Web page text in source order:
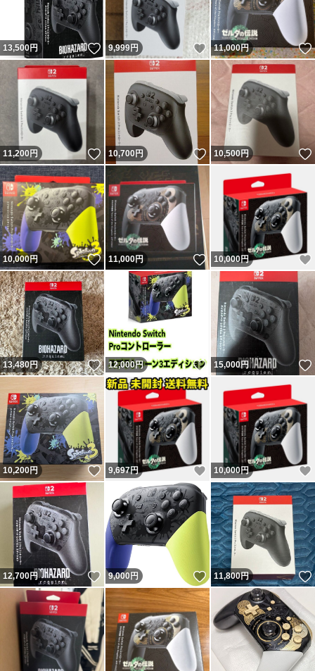
13,500円 いいね！
9,999円 いいね！
11,000円
11,200円 いいね！
10,700円 いいね！
10,500円
10,000円 いいね！
11,000円 いいね！
10,000円
13,480円 いいね！
12,000円 いいね！
15,000円
10,200円 いいね！
9,697円 いいね！
10,000円
12,700円 いいね！
9,000 円 いいね！
11,800円